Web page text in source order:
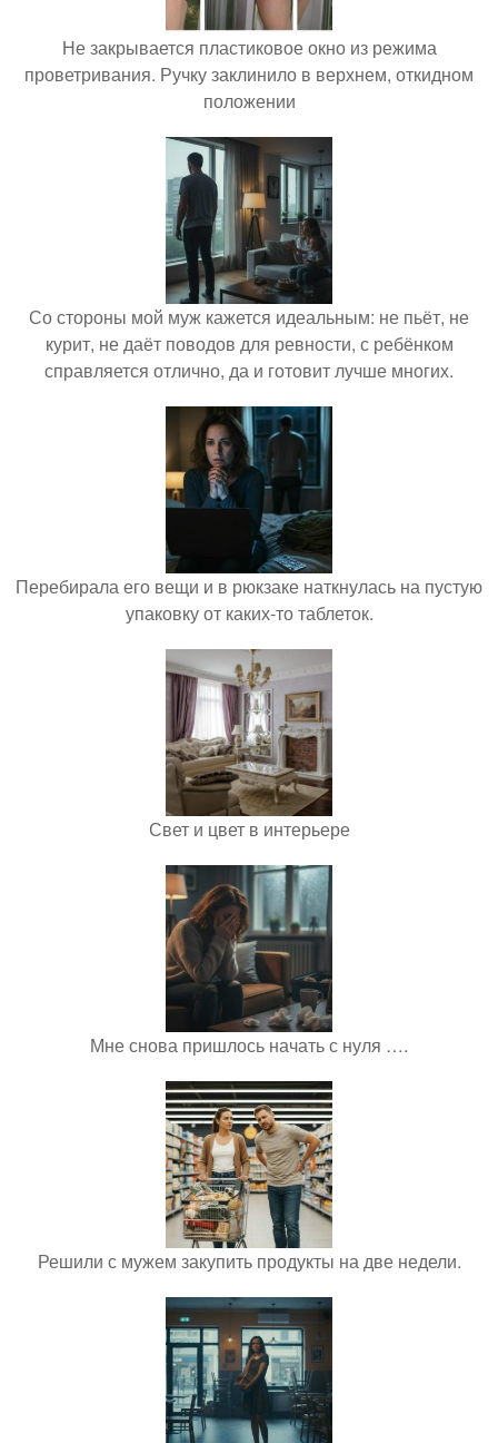
Не закрывается пластиковое окно из режима
проветривания. Ручку заклинило в верхнем, откидном
положении
Со стороны мой муж кажется идеальным: не пьёт, не
курит, не даёт поводов для ревности, с ребёнком
справляется отлично, да и готовит лучше многих.
Перебирала его вещи и в рюкзаке наткнулась на пустую
упаковку от каких-то таблеток.
Свет и цвет в интерьере
Мне снова пришлось начать с нуля ….
Решили с мужем закупить продукты на две недели.